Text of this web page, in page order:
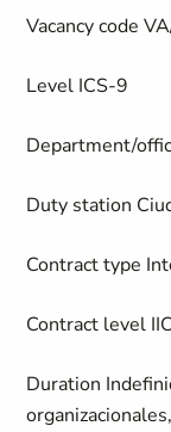
Vacancy code
Level ICS-9
Department/
Duty station
Contract type
Contract level
Duration